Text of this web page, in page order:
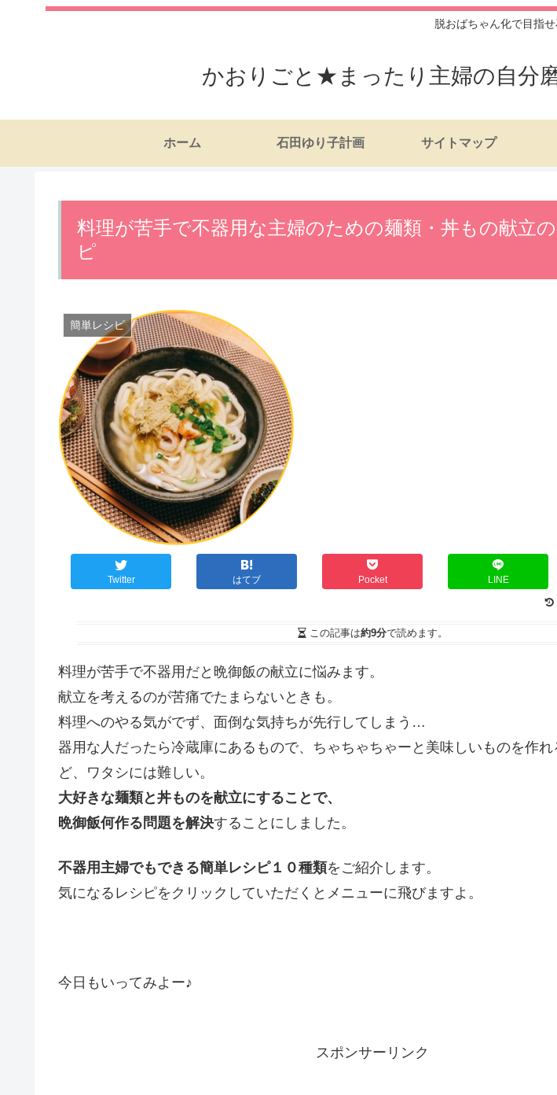
脱おばちゃん化で目指せ
かおりごと★まったり主婦の自分
ホーム 石田ゆり子計画 サイトマップ
料理が苦手で不器用な主婦のための麺類・丼もの献立
ピ
簡単レシピ
Twitter はてブ Pocket LINE
この記事は約9分で読めます。
料理が苦手で不器用だと晩御飯の献立に悩みます。
献立を考えるのが苦痛でたまらないときも。
料理へのやる気がでず、面倒な気持ちが先行してしまう…
器用な人だったら冷蔵庫にあるもので、ちゃちゃちゃーと美味しいものを作
ど、ワタシには難しい。
大好きな麺類と丼ものを献立にすることで、
晩御飯何作る問題を解決することにしました。
不器用主婦でもできる簡単レシピ１０種類をご紹介します。
気になるレシピをクリックしていただくとメニューに飛びますよ。
今日もいってみよー♪
スポンサーリンク